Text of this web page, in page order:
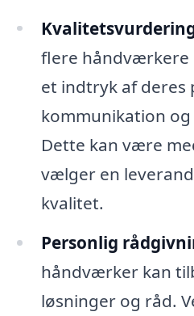
flere håndværkere
et indtryk af deres
kommunikation
Dette kan være
vælger en
kvalitet.
Personlig
håndværker kan
løsninger og råd.